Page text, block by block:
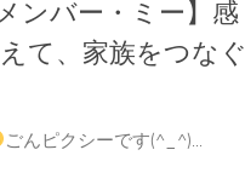
ンバー・ミー】感
て、家族をつなぐ
ごんピクシーです(^_^)...